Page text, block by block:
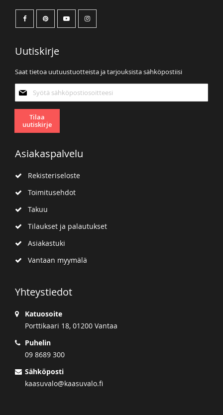
Uutiskirje
Saat tietoa uutuustuotteista ja tarjouksista sähköpostiisi
uutiskirjeemme:
Tilaa
uutiskirje
Asiakaspalvelu
Rekisteriseloste
Toimitusehdot
Takuu
Tilaukset ja palautukset
Asiakastuki
Vantaan myymälä
Yhteystiedot
Katuosoite
Porttikaari 18, 01200 Vantaa
Puhelin
09 8689 300
Sähköposti
kaasuvalo@kaasuvalo.fi